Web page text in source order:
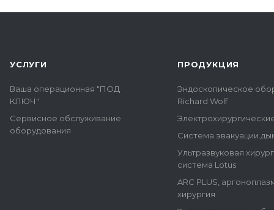
УСЛУГИ
Ваша операционная "ПОД
КЛЮЧ"
Сервисное обслуживание
оборудования
ПРОДУКЦИЯ
Эндоскопическое
Richard Wolf
Система эвакуации
Ультразвуковая
система Lotus
ARC PLUS,
хирургия